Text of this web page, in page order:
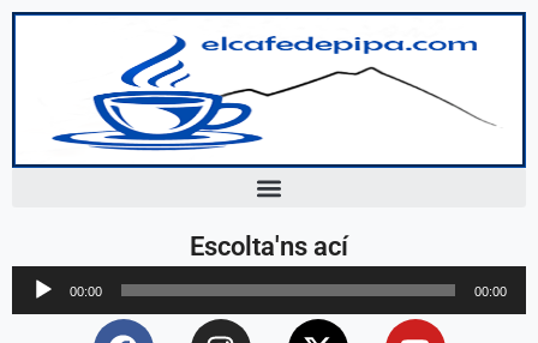
Escolta'ns ací
Reproductor
d'àudio
00:00 00:00